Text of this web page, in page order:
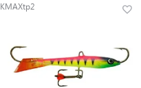
KMAXtp2